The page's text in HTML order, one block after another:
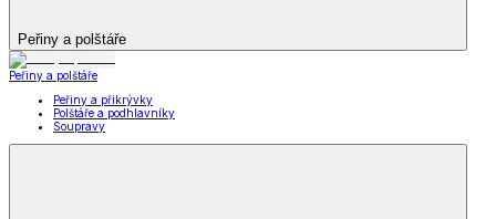
Peřiny a polštáře
Peřiny a polštáře
Peřiny a přikrývky
Polštáře a podhlavníky
Soupravy